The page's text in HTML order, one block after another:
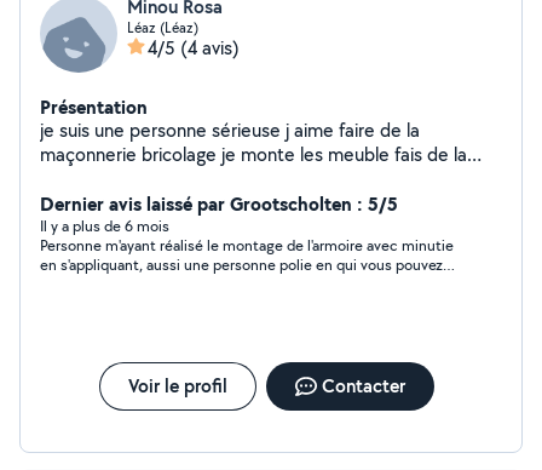
Minou Rosa
Léaz (Léaz)
4/5 (4 avis)
Présentation
je suis une personne sérieuse j aime faire de la
maçonnerie bricolage je monte les meuble fais de la
Dernier avis laissé par Grootscholten : 5/5
Il y a plus de 6 mois
Personne m'ayant réalisé le montage de l'armoire avec minutie
en s'appliquant, aussi une personne polie en qui vous pouvez
Voir le profil Contacter